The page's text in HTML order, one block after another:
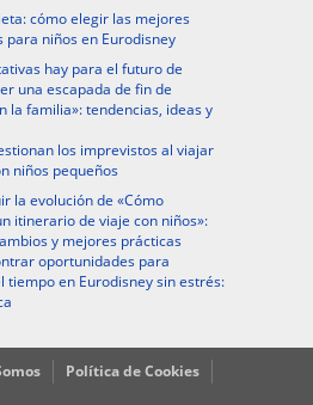
cómo elegir las mejores
para niños en Eurodisney
hay para el futuro de
una escapada de fin de
la familia»: tendencias, ideas y
los imprevistos al viajar
niños pequeños
la evolución de «Cómo
itinerario de viaje con niños»:
y mejores prácticas
oportunidades para
tiempo en Eurodisney sin estrés:
Política de Cookies